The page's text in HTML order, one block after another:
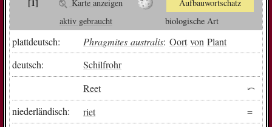
[1] Karte anzeigen
Aufbauwortschatz
aktiv gebraucht
biologische Art
plattdeutsch: Phragmites australis: Oort von Plant
deutsch:
Schilfrohr
Reet
niederländisch:
riet